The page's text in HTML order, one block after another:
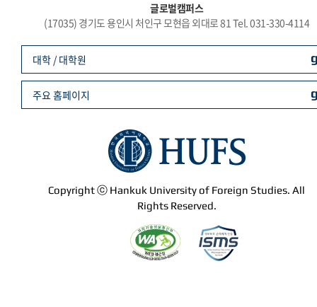
글로벌캠퍼스
(17035) 경기도 용인시 처인구 모현읍 외대로 81 Tel. 031-330-4114
Copyright ⓒ Hankuk University of Foreign Studies. All
Rights Reserved.
대학 / 대학원
주요 홈페이지